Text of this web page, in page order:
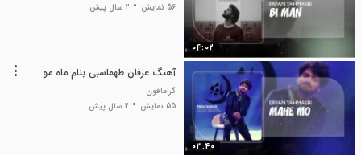
04:02
56 نمایش
2 سال پیش
03:40
آهنگ عرفان طهماسبی بنام ماه مو
گرامافون
55 نمایش
2 سال پیش